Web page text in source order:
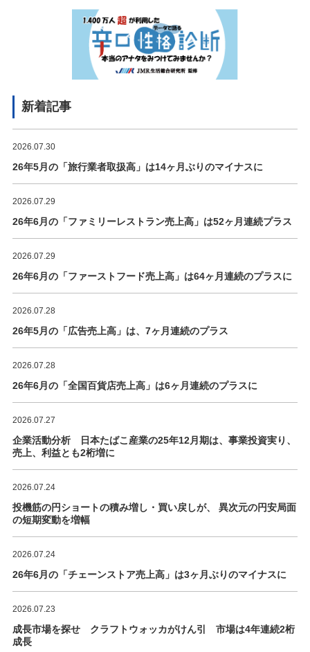
新着記事
2026.07.30
26年5月の「旅行業者取扱高」は14ヶ月ぶりのマイナスに
2026.07.29
26年6月の「ファミリーレストラン売上高」は52ヶ月連続プラス
2026.07.29
26年6月の「ファーストフード売上高」は64ヶ月連続のプラスに
2026.07.28
26年5月の「広告売上高」は、7ヶ月連続のプラス
2026.07.28
26年6月の「全国百貨店売上高」は6ヶ月連続のプラスに
2026.07.27
企業活動分析 日本たばこ産業の25年12月期は、事業投資実り、
売上、利益とも2桁増に
2026.07.24
投機筋の円ショートの積み増し・買い戻しが、 異次元の円安局面
の短期変動を増幅
2026.07.24
26年6月の「チェーンストア売上高」は3ヶ月ぶりのマイナスに
2026.07.23
成長市場を探せ クラフトウォッカがけん引 市場は4年連続2桁
成長